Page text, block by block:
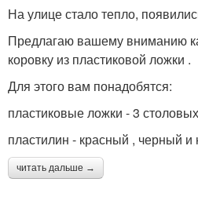
На улице стало тепло,
Предлагаю вашему вниманию
коровку из пластиковой ложки .
Для этого вам понадобятся:
пластиковые ложки - 3
пластилин - красный , черный и
читать дальше →